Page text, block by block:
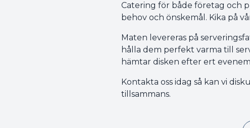
Catering för både företag och
behov och önskemål. Kika på
Maten levereras på
hålla dem perfekt varma till
hämtar disken efter ert
Kontakta oss idag så kan vi
tillsammans.